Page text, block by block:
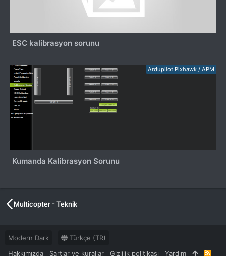
ESC kalibrasyon sorunu
Ardupilot Pixhawk / APM
Kumanda Kalibrasyon Sorunu
Multicopter - Teknik
Modern Dark
Türkçe (TR)
Hakkımızda
Şartlar ve kurallar Gizlilik politikası Yardım R